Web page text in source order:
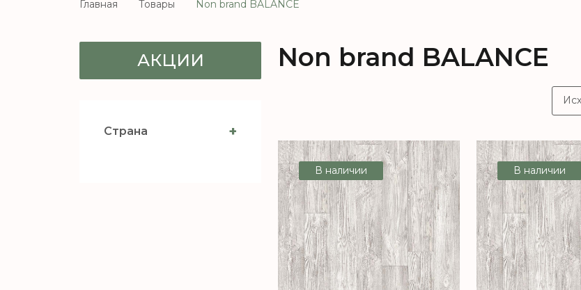
Главная Товары Non brand BALANCE
АКЦИИ
Страна +
Non brand BALANCE
В наличии В наличии